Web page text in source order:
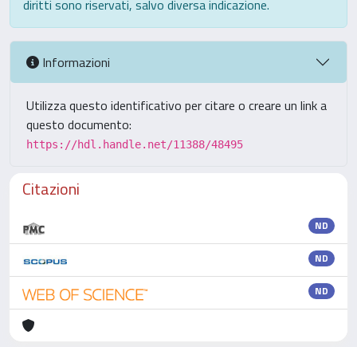
diritti sono riservati, salvo diversa indicazione.
Informazioni
Utilizza questo identificativo per citare o creare un link a
questo documento:
https://hdl.handle.net/11388/48495
Citazioni
ND
ND
ND